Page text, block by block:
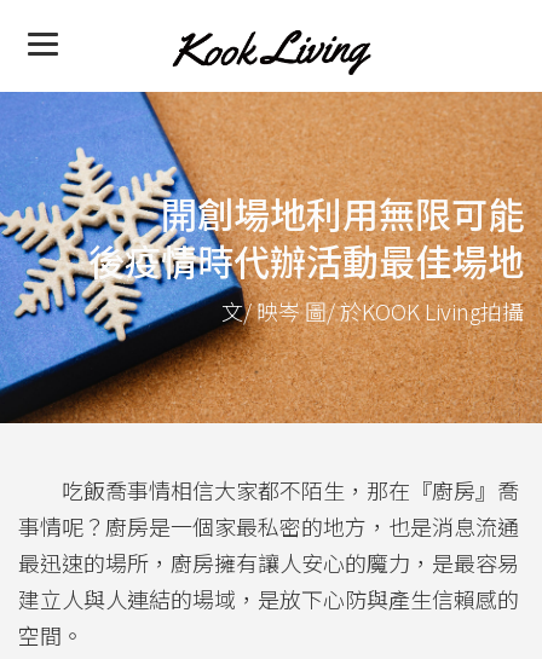
開創場地利用無限可能
後疫情時代辦活動最佳場地
文/ 映岑 圖/ 於KOOK Living拍攝
吃飯喬事情相信大家都不陌生，那在『廚房』喬
事情呢？廚房是一個家最私密的地方，也是消息流通
最迅速的場所，廚房擁有讓人安心的魔力，是最容易
建立人與人連結的場域，是放下心防與產生信賴感的
空間。